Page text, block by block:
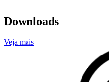
Downloads
Veja mais